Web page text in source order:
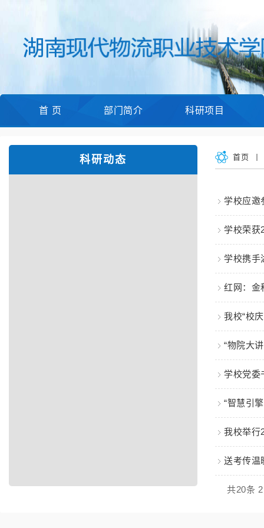
首 页 部门简介 科研项目
科研动态 首页
学校应邀
学校荣获
学校携手
红网：金
我校“校
“物院大
学校党委
“智慧引
我校举行
送考传温
共20条